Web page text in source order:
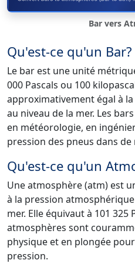
Bar vers
Qu'est-ce qu'un Bar?
Le bar est une unité
000 Pascals ou 100
approximativement égal à
au niveau de la mer. Les
en météorologie, en
pression des pneus dans
Qu'est-ce qu'un
Une atmosphère (atm) est
à la pression
mer. Elle équivaut à 101 325
atmosphères sont
physique et en plongée
pression.